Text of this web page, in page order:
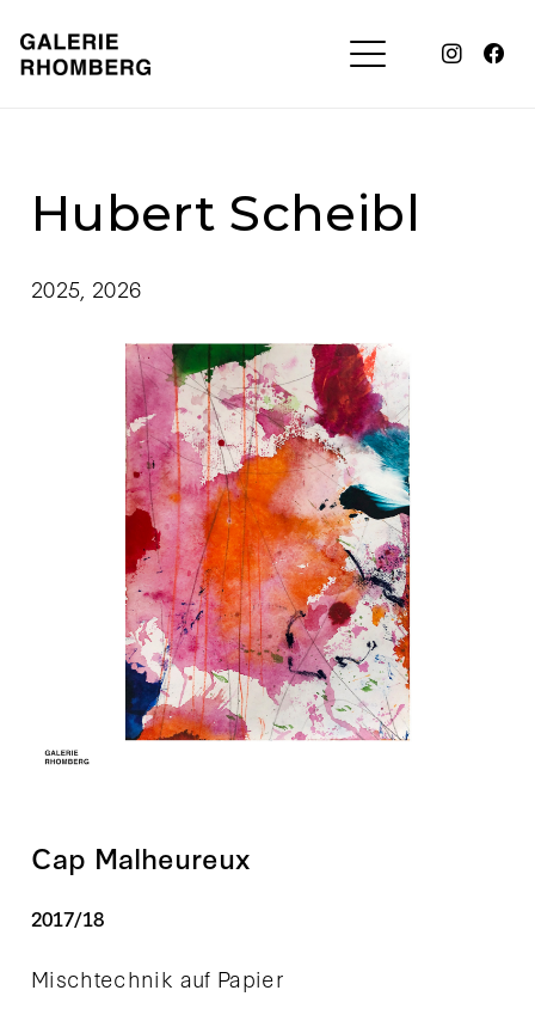
Hubert Scheibl
2025 2026
Cap Malheureux
2017/18
Mischtechnik auf Papier